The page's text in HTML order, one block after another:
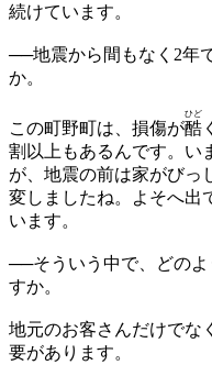
続けています。
──地震から間もなく2年
か。
この町野町は、損傷が酷
ひど
割以上もあるんです。い
が、地震の前は家がびっ
変しましたね。よそへ出
います。
──そういう中で、どの
すか。
地元のお客さんだけでな
要があります。